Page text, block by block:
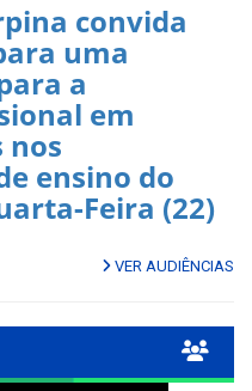
convida
uma
a
em
nos
ensino do
Feira (22)
VER AUDIÊNCIAS